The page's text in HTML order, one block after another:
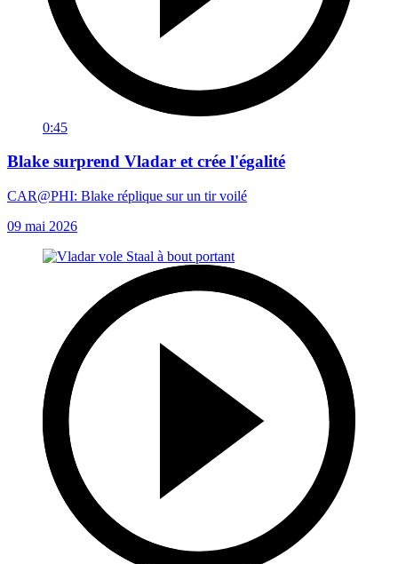
0:45
Blake surprend Vladar et crée l'égalité
CAR@PHI: Blake réplique sur un tir voilé
09 mai 2026